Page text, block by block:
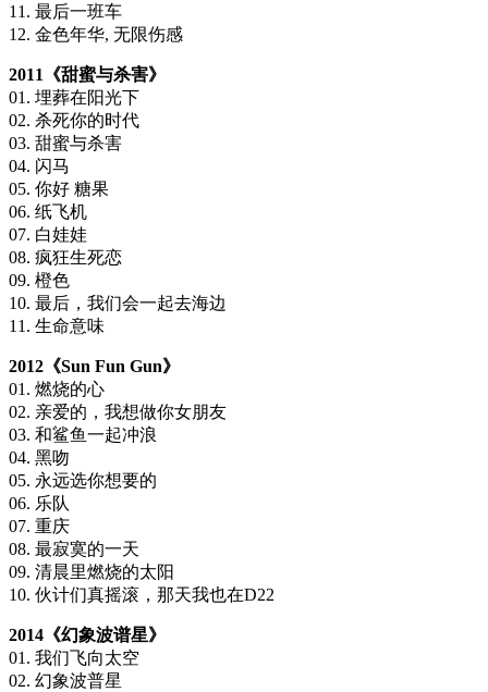
11. 最后一班车
12. 金色年华, 无限伤感
2011《甜蜜与杀害》
01. 埋葬在阳光下
02. 杀死你的时代
03. 甜蜜与杀害
04. 闪马
05. 你好 糖果
06. 纸飞机
07. 白娃娃
08. 疯狂生死恋
09. 橙色
10. 最后，我们会一起去海边
11. 生命意味
2012《Sun Fun Gun》
01. 燃烧的心
02. 亲爱的，我想做你女朋友
03. 和鲨鱼一起冲浪
04. 黑吻
05. 永远选你想要的
06. 乐队
07. 重庆
08. 最寂寞的一天
09. 清晨里燃烧的太阳
10. 伙计们真摇滚，那天我也在D22
2014《幻象波谱星》
01. 我们飞向太空
02. 幻象波普星